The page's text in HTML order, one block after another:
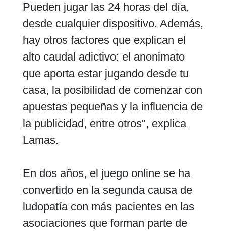
Pueden jugar las 24 horas del día,
desde cualquier dispositivo. Además,
hay otros factores que explican el
alto caudal adictivo: el anonimato
que aporta estar jugando desde tu
casa, la posibilidad de comenzar con
apuestas pequeñas y la influencia de
la publicidad, entre otros", explica
Lamas.
En dos años, el juego online se ha
convertido en la segunda causa de
ludopatía con más pacientes en las
asociaciones que forman parte de